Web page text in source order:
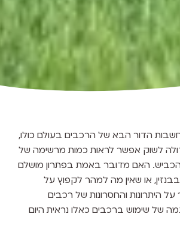
הדור הבא של הרכבים בעולם כולו,
לשוק אפשר לראות כמות מרשימה של
האם מדובר באמת בפתרון מושלם
או שאין מה למהר לקפוץ על
היתרונות והחסרונות של רכבים
של שימוש ברכבים כאלו נראית היום